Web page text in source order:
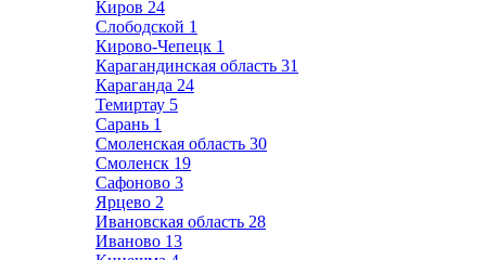
Киров 24
Слободской 1
Кирово-Чепецк 1
Карагандинская область 31
Караганда 24
Темиртау 5
Сарань 1
Смоленская область 30
Смоленск 19
Сафоново 3
Ярцево 2
Ивановская область 28
Иваново 13